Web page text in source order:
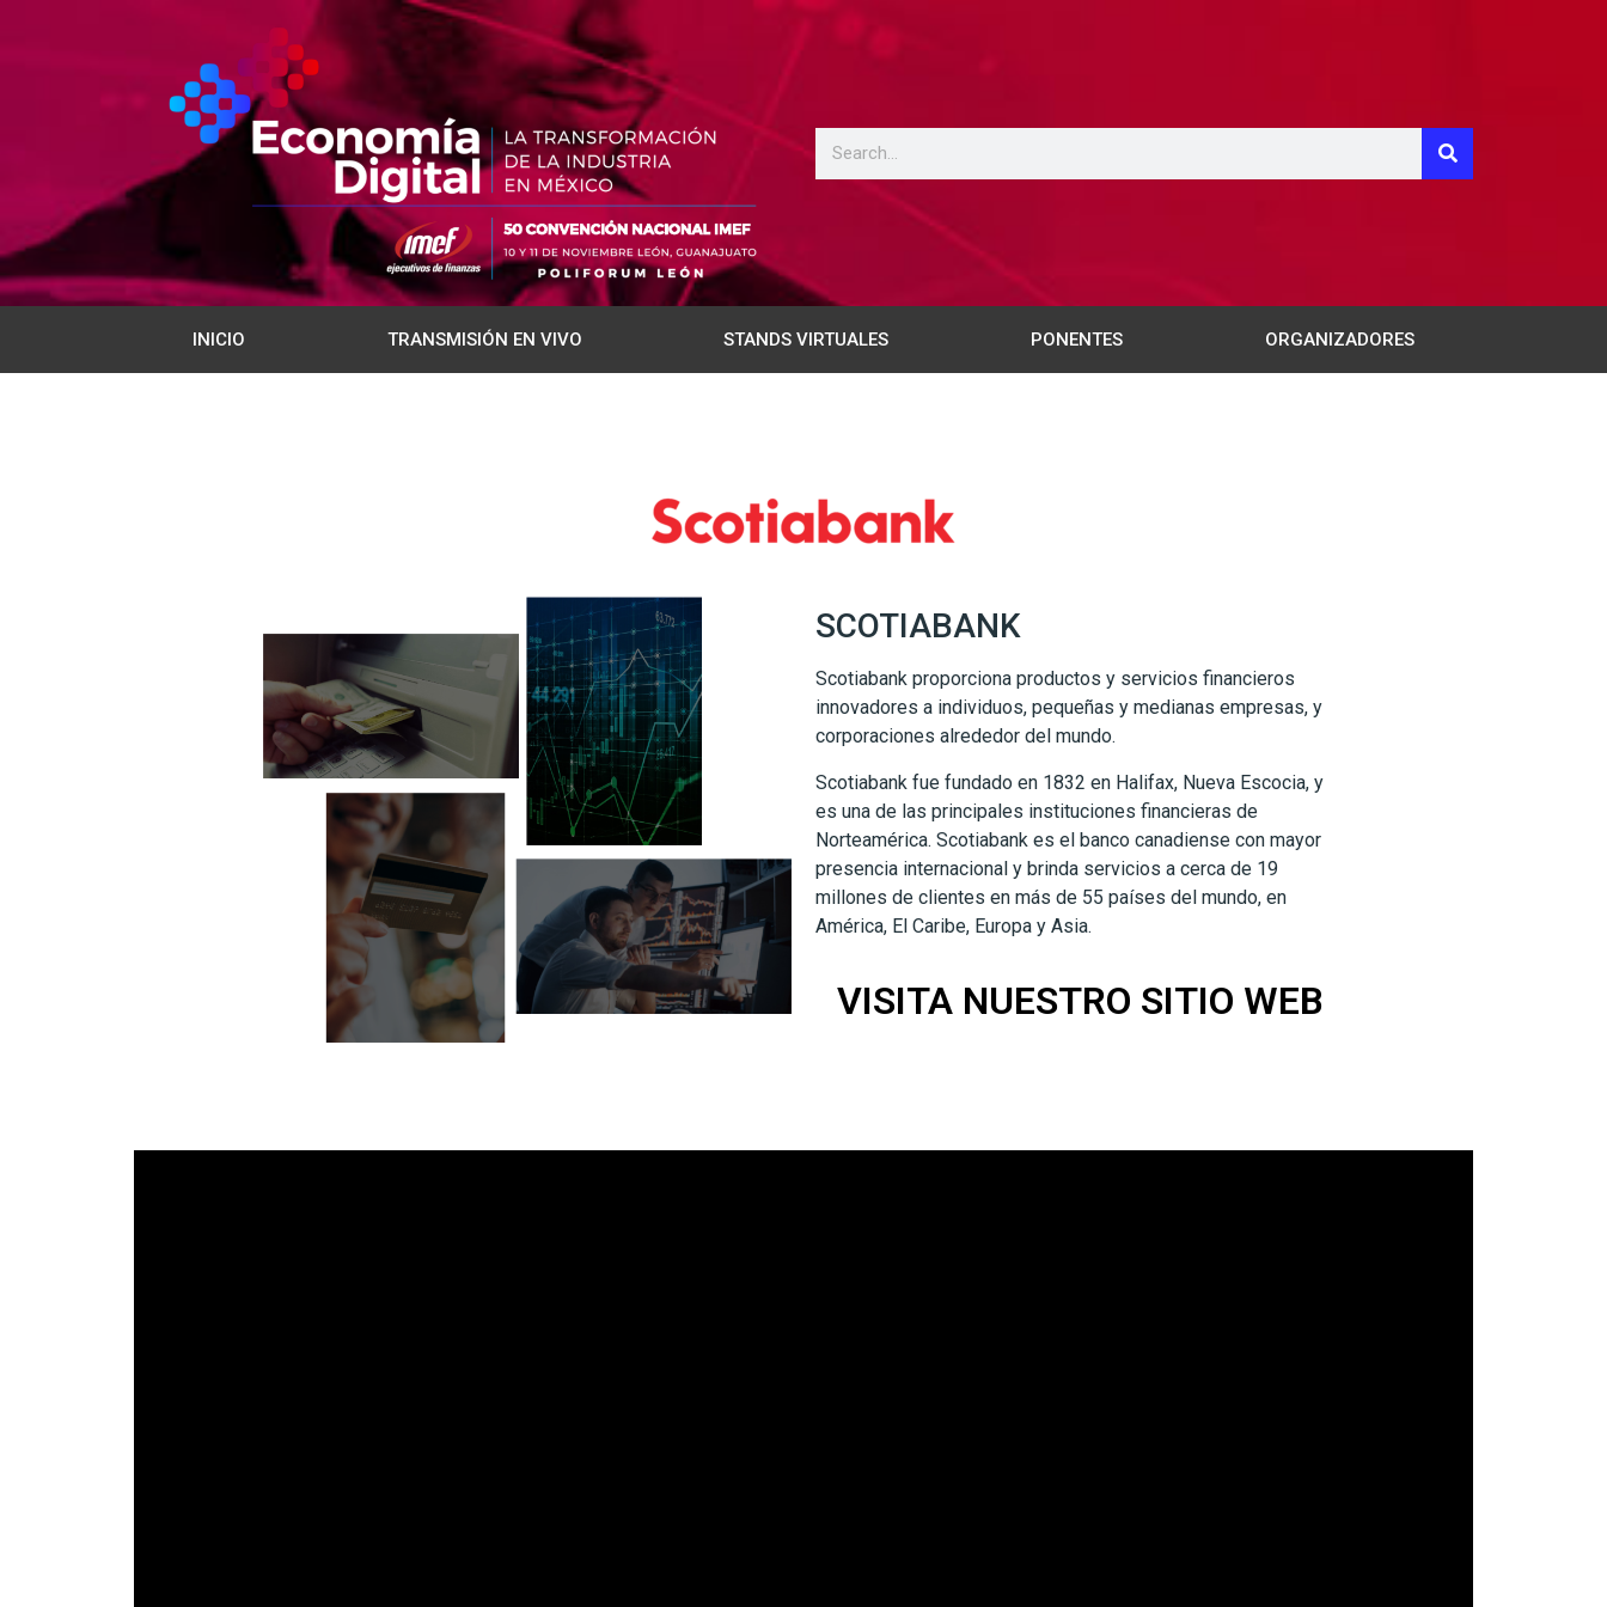
INICIO TRANSMISIÓN EN VIVO STANDS VIRTUALES PONENTES ORGANIZADORES
SCOTIABANK
Scotiabank proporciona productos y servicios financieros
innovadores a individuos, pequeñas y medianas empresas, y
corporaciones alrededor del mundo.
Scotiabank fue fundado en 1832 en Halifax, Nueva Escocia, y
es una de las principales instituciones financieras de
Norteamérica. Scotiabank es el banco canadiense con mayor
presencia internacional y brinda servicios a cerca de 19
millones de clientes en más de 55 países del mundo, en
América, El Caribe, Europa y Asia.
VISITA NUESTRO SITIO WEB